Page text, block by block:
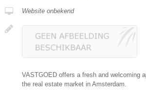
Website onbekend
VASTGOED offers a fresh and welcoming
the real estate market in Amsterdam.